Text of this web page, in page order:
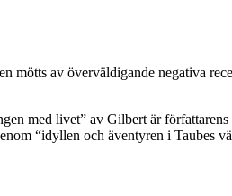
mötts av överväldigande negativa
med livet” av Gilbert är
“idyllen och äventyren i Taubes